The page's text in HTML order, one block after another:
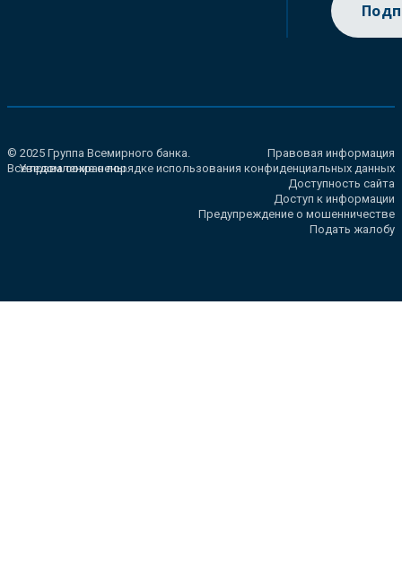
© 2025 Группа Всемирного банка.
Все права сохранены.
Правовая информация
Уведомление о порядке использования конфиденциальных данных
Доступность сайта
Доступ к информации
Предупреждение о мошенничестве
Подать жалобу